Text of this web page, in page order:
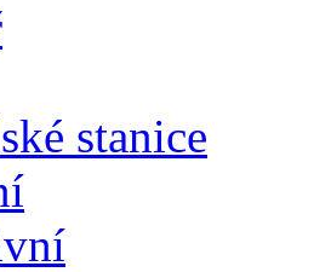
stanice